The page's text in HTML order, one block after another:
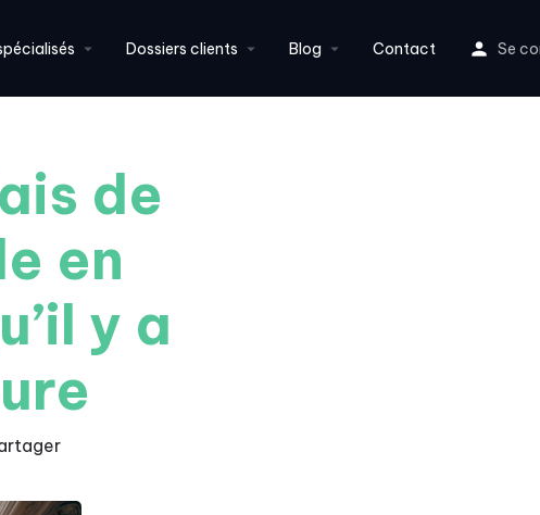
Dossiers clients Blog Contact Se
de
en
y a